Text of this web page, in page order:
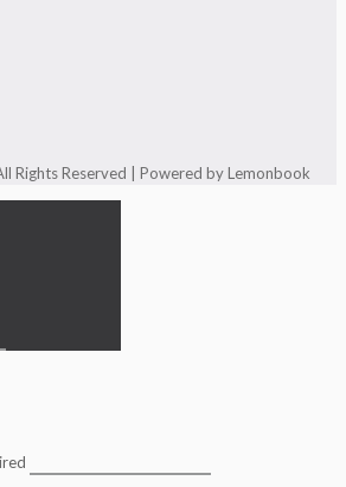
Rights Reserved | Powered by Lemonbook